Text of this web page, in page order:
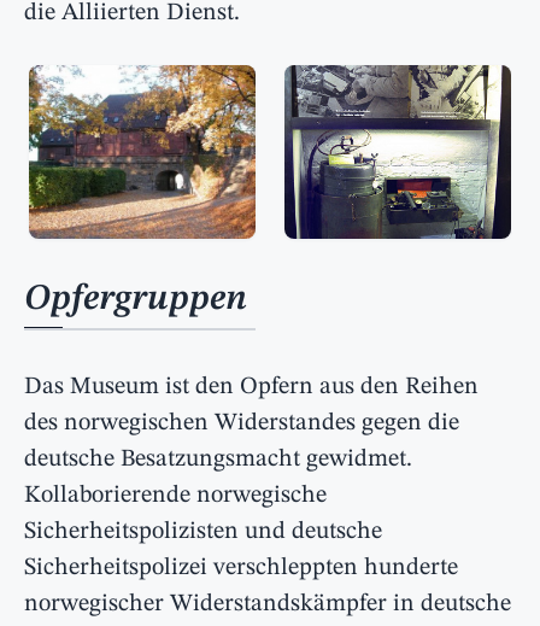
die Alliierten Dienst.
Opfergruppen
Das Museum ist den Opfern aus den Reihen
des norwegischen Widerstandes gegen die
deutsche Besatzungsmacht gewidmet.
Kollaborierende norwegische
Sicherheitspolizisten und deutsche
Sicherheitspolizei verschleppten hunderte
norwegischer Widerstandskämpfer in deutsche